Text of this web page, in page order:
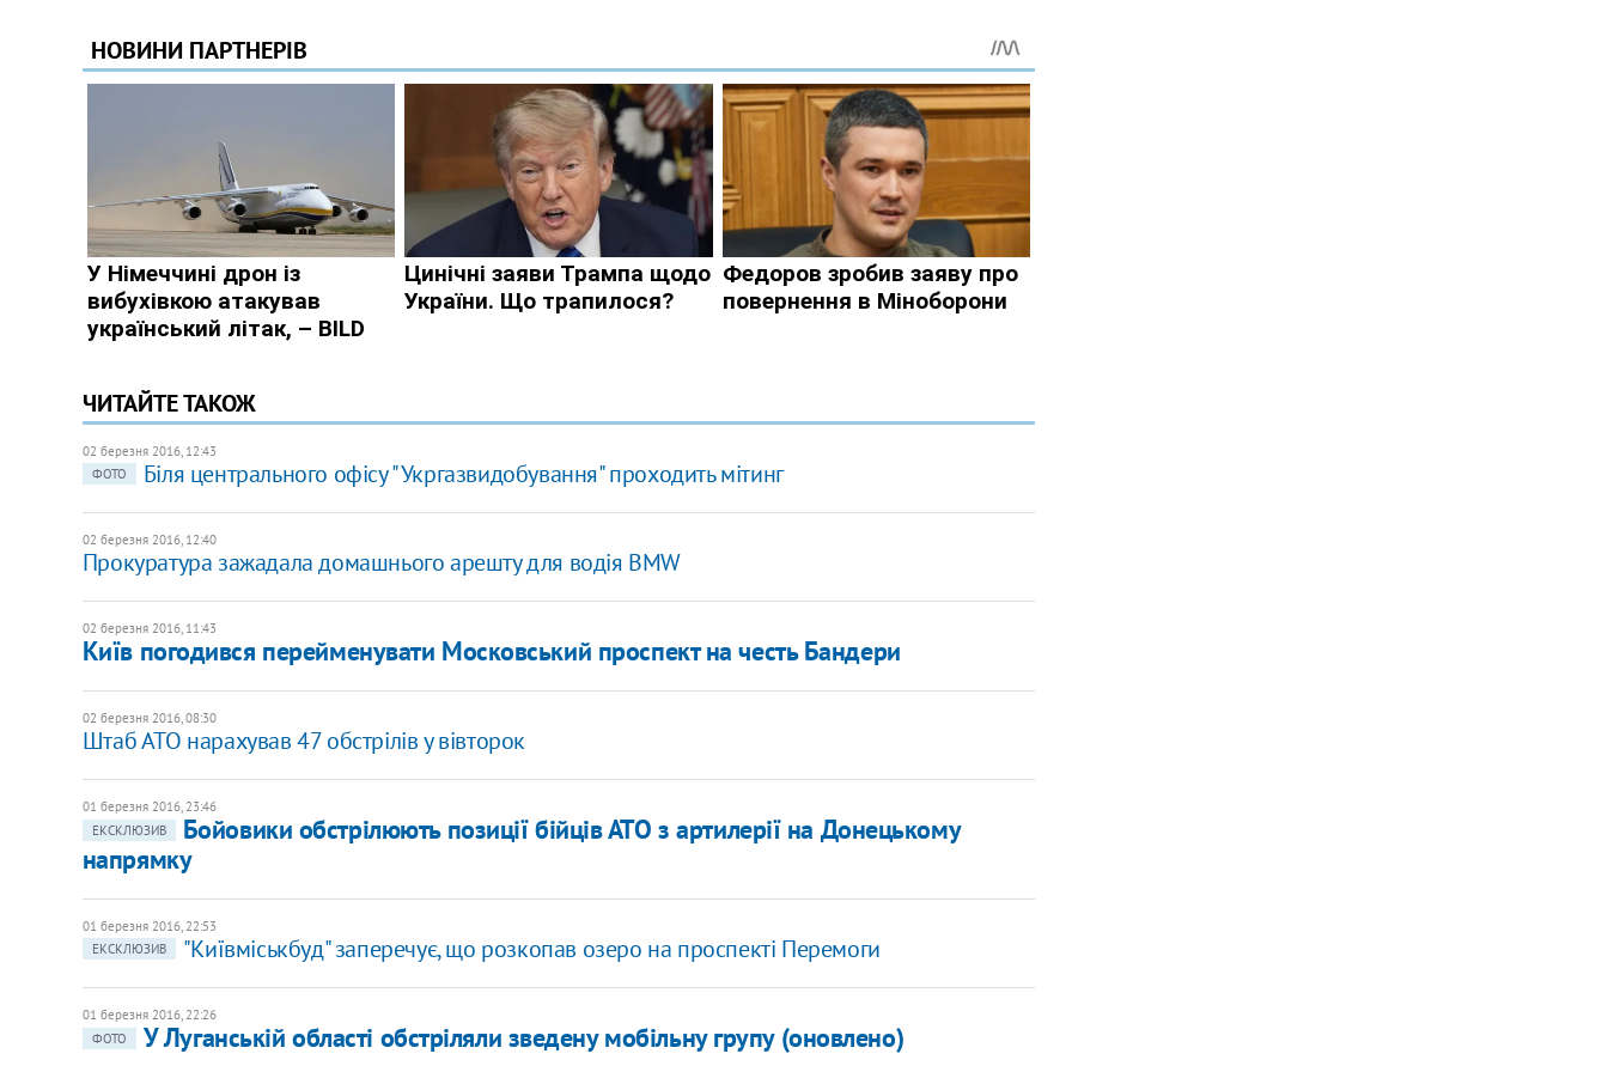
ЧИТАЙТЕ ТАКОЖ
02 березня 2016, 12:43
ФОТО
Біля центрального офісу "Укргазвидобування" проходить мітинг
02 березня 2016, 12:40
Прокуратура зажадала домашнього арешту для водія BMW
02 березня 2016, 11:43
Київ погодився перейменувати Московський проспект на честь Бандери
02 березня 2016, 08:30
Штаб АТО нарахував 47 обстрілів у вівторок
01 березня 2016, 23:46
ЕКСКЛЮЗИВ
Бойовики обстрілюють позиції бійців АТО з артилерії на Донецькому
напрямку
01 березня 2016, 22:53
ЕКСКЛЮЗИВ
"Київміськбуд" заперечує, що розкопав озеро на проспекті Перемоги
01 березня 2016, 22:26
ФОТО
У Луганській області обстріляли зведену мобільну групу (оновлено)